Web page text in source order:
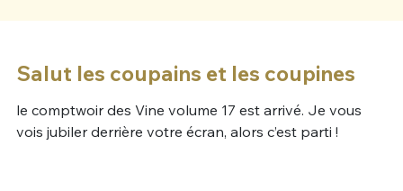
Salut les coupains et les coupines
le comptwoir des Vine volume 17 est arrivé. Je vous
vois jubiler derrière votre écran, alors c’est parti !
JE M'INSCRIS
CONNEXION
M'INSCRIRE
ME CONNECTER